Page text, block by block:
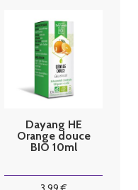
Dayang HE
Orange douce
BIO 10ml